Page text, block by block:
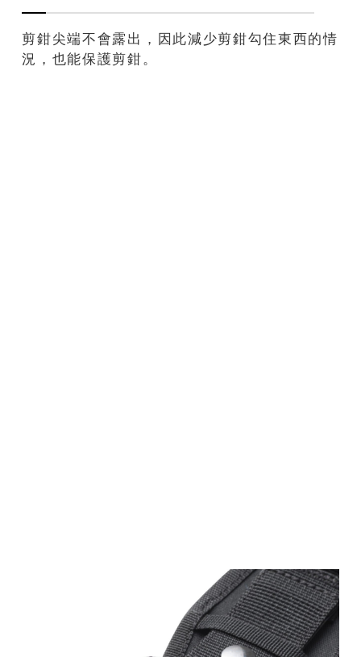
剪鉗尖端不會露出，因此減少剪鉗勾住東西的情
況，也能保護剪鉗。